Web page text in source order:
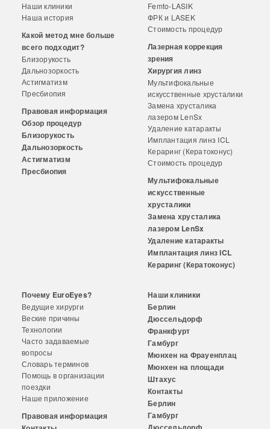
Наши клиники
Наша история
Какой метод мне больше
всего подходит?
Близорукость
Дальнозоркость
Астигматизм
Пресбиопия
Правовая информация
Обзор процедур
Близорукость
Дальнозоркость
Астигматизм
Пресбиопия
Femto-LASIK
ФРК и LASEK
Стоимость процедур
Лазерная коррекция
зрения
Хирургия линз
Мультифокальные
искусственные хрусталики
Замена хрусталика
лазером LenSx
Удаление катаракты
Имплантация линз ICL
Кераринг (Кератоконус)
Стоимость процедур
Мультифокальные
искусственные
хрусталики
Замена хрусталика
лазером LenSx
Удаление катаракты
Имплантация линз ICL
Кераринг (Кератоконус)
Почему EuroEyes?
Ведущие хирурги
Веские причины
Технологии
Часто задаваемые
вопросы
Словарь терминов
Помощь в организации
поездки
Наше приложение
Правовая информация
Наши клиники
Берлин
Дюссельдорф
Франкфурт
Гамбург
Мюнхен на Фрауенплац
Мюнхен на площади
Штахус
Контакты
Берлин
Гамбург